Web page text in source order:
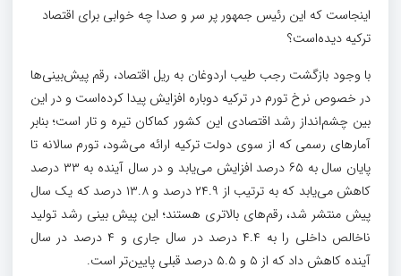
اینجاست که این رئیس جمهور پر سر و صدا چه خوابی برای اقتصاد
ترکیه دیده‌است؟
با وجود بازگشت رجب طیب اردوغان به ریل اقتصاد، رقم پیش‌بینی‌ها
در خصوص نرخ تورم در ترکیه دوباره افزایش پیدا کرده‌است و در این
بین چشم‌انداز رشد اقتصادی این کشور کماکان تیره و تار است؛ بنابر
آمارهای رسمی که از سوی دولت ترکیه ارائه می‌شود، تورم سالانه تا
پایان سال به ۶۵ درصد افزایش می‌یابد و در سال آینده به ۳۳ درصد
کاهش می‌یابد که به ترتیب از ۲۴.۹ درصد و ۱۳.۸ درصد که یک سال
پیش منتشر شد، رقم‌های بالاتری هستند؛ این پیش بینی رشد تولید
ناخالص داخلی را به ۴.۴ درصد در سال جاری و ۴ درصد در سال
آینده کاهش داد که از ۵ و ۵.۵ درصد قبلی پایین‌تر است.